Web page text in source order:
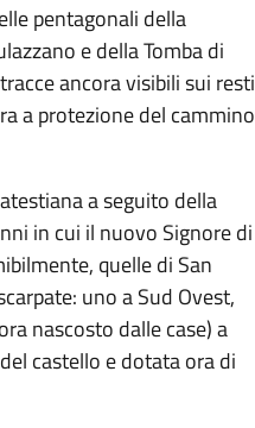
pentagonali della
e della Tomba di
ancora visibili sui resti
a protezione del cammino
a seguito della
in cui il nuovo Signore di
quelle di San
uno a Sud Ovest,
nascosto dalle case) a
castello e dotata ora di